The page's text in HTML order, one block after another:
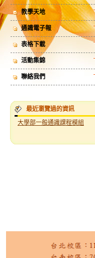
教學天地
通識電子報
表格下載
活動集錦
聯絡我們
最近瀏覽過的資訊
大學部一般通識課程模組